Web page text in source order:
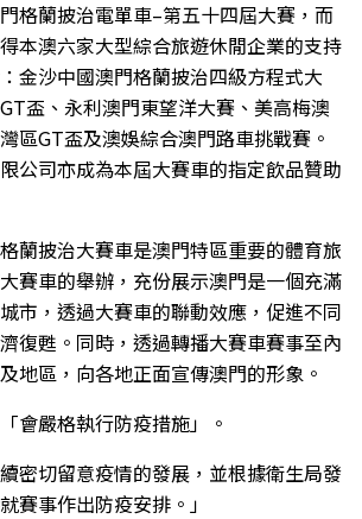
格蘭披治電單車–第五十四屆大賽，而
本澳六家大型綜合旅遊休閒企業的支持
金沙中國澳門格蘭披治四級方程式大
盃、永利澳門東望洋大賽、美高梅澳
區GT盃及澳娛綜合澳門路車挑戰賽。
公司亦成為本屆大賽車的指定飲品贊助
蘭披治大賽車是澳門特區重要的體育旅
賽車的舉辦，充份展示澳門是一個充滿
市，透過大賽車的聯動效應，促進不同
復甦。同時，透過轉播大賽車賽事至內
地區，向各地正面宣傳澳門的形象。
會嚴格執行防疫措施」。
密切留意疫情的發展，並根據衛生局發
賽事作出防疫安排。」